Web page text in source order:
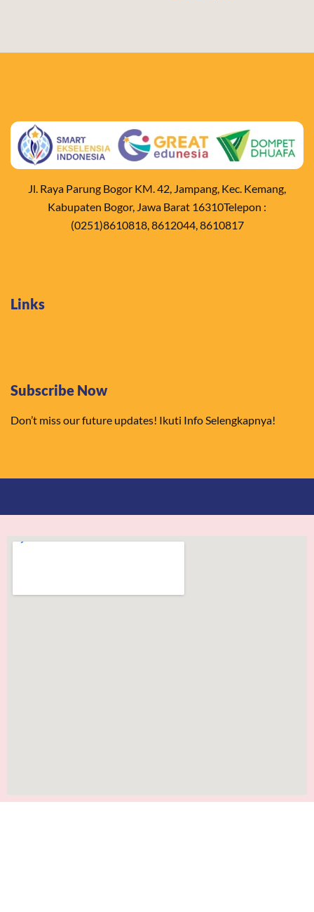
Jl. Raya Parung Bogor KM. 42, Jampang, Kec. Kemang,
Kabupaten Bogor, Jawa Barat 16310Telepon :
(0251)8610818, 8612044, 8610817
Links
Subscribe Now
Don’t miss our future updates! Ikuti Info Selengkapnya!